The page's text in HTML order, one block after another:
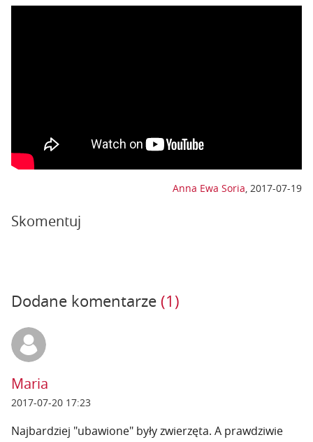
Anna Ewa Soria, 2017-07-19
Skomentuj
Dodane komentarze (1)
Maria
2017-07-20 17:23
Najbardziej "ubawione" były zwierzęta. A prawdziwie